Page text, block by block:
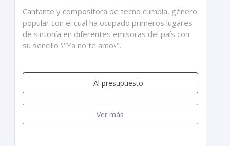
Cantante y compositora de tecno cumbia, género
popular con el cual ha ocupado primeros lugares
de sintonía en diferentes emisoras del país con
su sencillo \"Ya no te amo\".
Al presupuesto
Ver más